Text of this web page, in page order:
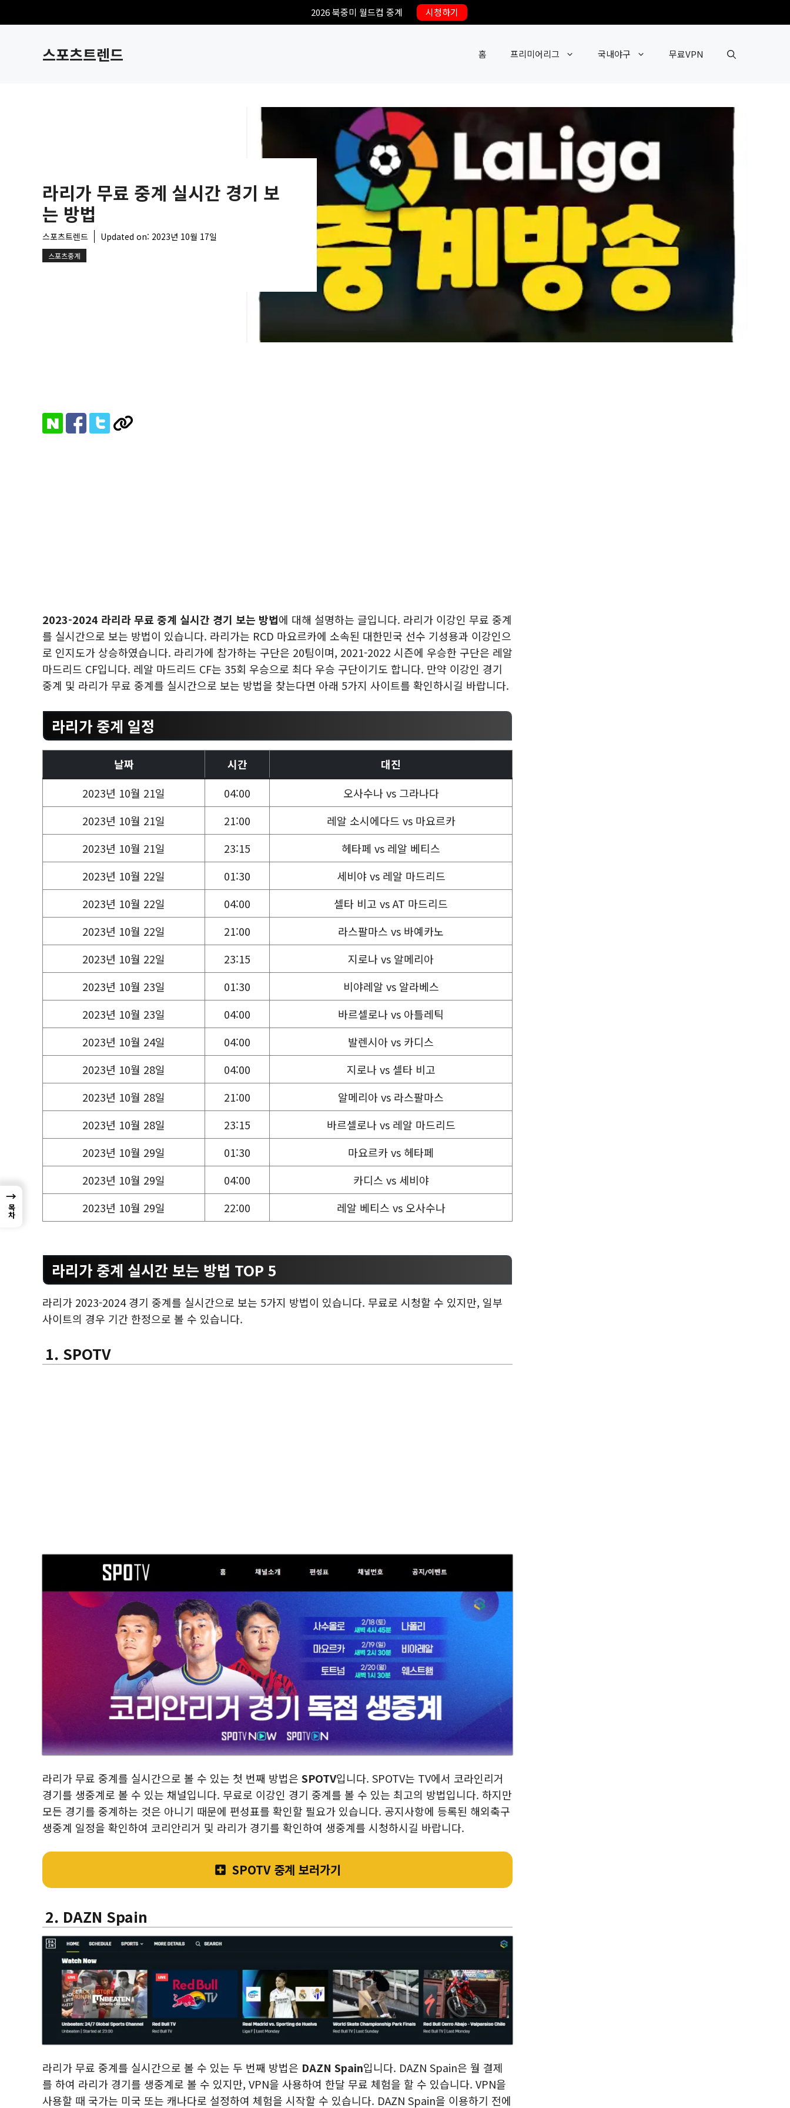
텐
2026 북중미 월드컵 중계 시청하기
스포츠트렌드 홈 프리미어리그 국내야구 무료VPN
라리가 무료 중계 실시간 경기 보
는 방법
스포츠트렌드 Updated on: 2023년 10월 17일
스포츠중계
2023-2024 라리라 무료 중계 실시간 경기 보는 방법에 대해 설명하는 글입니다. 라리가 이강인 무료 중계
를 실시간으로 보는 방법이 있습니다. 라리가는 RCD 마요르카에 소속된 대한민국 선수 기성용과 이강인으
로 인지도가 상승하였습니다. 라리가에 참가하는 구단은 20팀이며, 2021-2022 시즌에 우승한 구단은 레알
마드리드 CF입니다. 레알 마드리드 CF는 35회 우승으로 최다 우승 구단이기도 합니다. 만약 이강인 경기
중계 및 라리가 무료 중계를 실시간으로 보는 방법을 찾는다면 아래 5가지 사이트를 확인하시길 바랍니다.
라리가 중계 일정
날짜 시간
대진
2023년 10월 21일
04:00
오사수나 vs 그라나다
2023년 10월 21일
21:00
레알 소시에다드 vs 마요르카
2023년 10월 21일
23:15
헤타페 vs 레알 베티스
2023년 10월 22일
01:30
세비야 vs 레알 마드리드
2023년 10월 22일
04:00
셀타 비고 vs AT 마드리드
2023년 10월 22일
21:00
라스팔마스 vs 바예카노
2023년 10월 22일
23:15
지로나 vs 알메리아
2023년 10월 23일
01:30
비야레알 vs 알라베스
2023년 10월 23일
04:00
바르셀로나 vs 아틀레틱
2023년 10월 24일
04:00
발렌시아 vs 카디스
2023년 10월 28일
04:00
지로나 vs 셀타 비고
2023년 10월 28일
21:00
알메리아 vs 라스팔마스
2023년 10월 28일
23:15
바르셀로나 vs 레알 마드리드
2023년 10월 29일
01:30
마요르카 vs 헤타페
2023년 10월 29일
04:00
카디스 vs 세비야
2023년 10월 29일
22:00 레알 베티스 vs 오사수나
라리가 중계 실시간 보는 방법 TOP 5
라리가 2023-2024 경기 중계를 실시간으로 보는 5가지 방법이 있습니다. 무료로 시청할 수 있지만, 일부
사이트의 경우 기간 한정으로 볼 수 있습니다.
1. SPOTV
라리가 무료 중계를 실시간으로 볼 수 있는 첫 번째 방법은 SPOTV입니다. SPOTV는 TV에서 코라인리거
경기를 생중계로 볼 수 있는 채널입니다. 무료로 이강인 경기 중계를 볼 수 있는 최고의 방법입니다. 하지만
모든 경기를 중계하는 것은 아니기 때문에 편성표를 확인할 필요가 있습니다. 공지사항에 등록된 해외축구
생중계 일정을 확인하여 코리안리거 및 라리가 경기를 확인하여 생중계를 시청하시길 바랍니다.
SPOTV 중계 보러가기
2. DAZN Spain
라리가 무료 중계를 실시간으로 볼 수 있는 두 번째 방법은 DAZN Spain입니다. DAZN Spain은 월 결제
를 하여 라리가 경기를 생중계로 볼 수 있지만, VPN을 사용하여 한달 무료 체험을 할 수 있습니다. VPN을
사용할 때 국가는 미국 또는 캐나다로 설정하여 체험을 시작할 수 있습니다. DAZN Spain을 이용하기 전에
→
목차